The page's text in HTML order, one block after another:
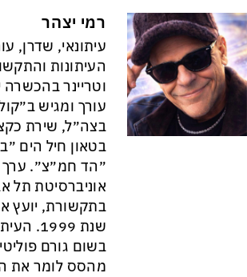
רמי יצהר
עיתונאי, שדרן,
וטריינר בהכשרה
עורך ומגיש
בצה״ל, שירת
בטאון חיל הים
״הד חמ״צ״. ערך
אוניברסיטת תל
בתקשורת, יועץ
שנת
בשום גורם
מהסס לומר את